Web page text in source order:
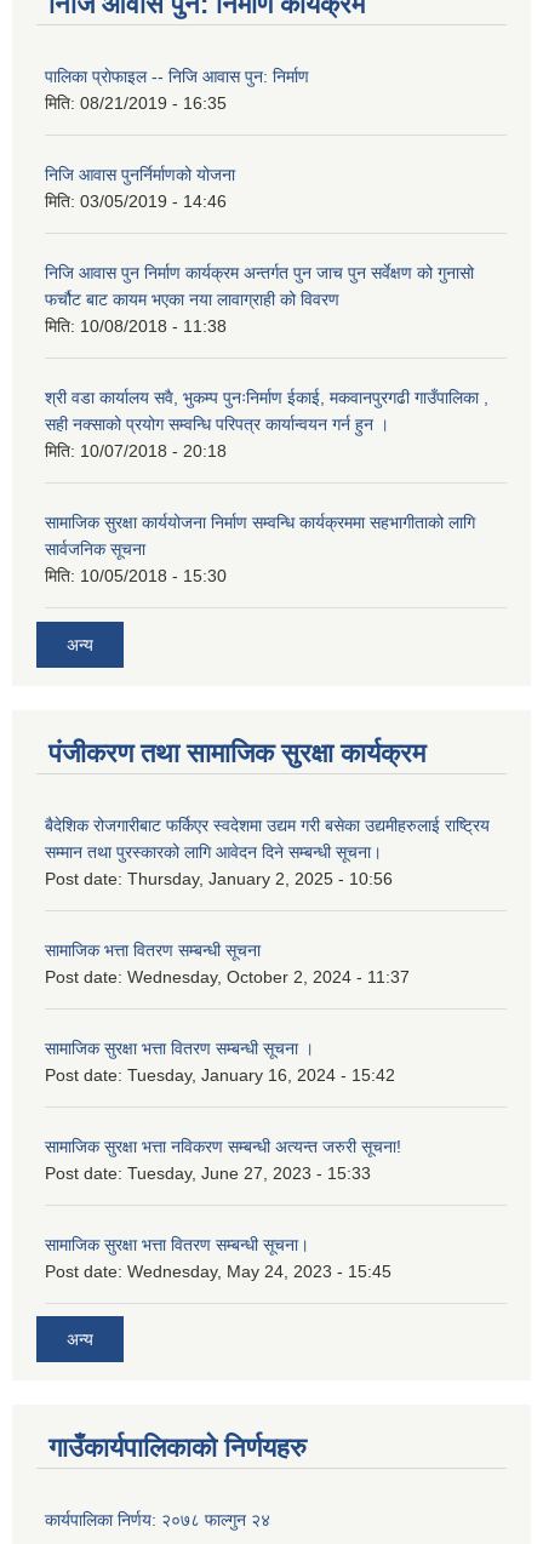
पालिका प्राेफाइल -- निजि आवास पुन: निर्माण
मिति: 08/21/2019 - 16:35
निजि आवास पुनर्निर्माणको योजना
मिति: 03/05/2019 - 14:46
निजि आवास पुन निर्माण कार्यक्रम अन्तर्गत पुन जाच पुन सर्वेक्षण को गुनासो
फर्चौट बाट कायम भएका नया लावाग्राही को विवरण
मिति: 10/08/2018 - 11:38
श्री वडा कार्यालय सवै, भुकम्प पुनःनिर्माण ईकाई, मकवानपुरगढी गाउँपालिका ,
सही नक्साको प्रयोग सम्वन्धि परिपत्र कार्यान्वयन गर्न हुन ।
मिति: 10/07/2018 - 20:18
सामाजिक सुरक्षा कार्ययोजना निर्माण सम्वन्धि कार्यक्रममा सहभागीताको लागि
सार्वजनिक सूचना
मिति: 10/05/2018 - 15:30
अन्य
पंजीकरण तथा सामाजिक सुरक्षा कार्यक्रम
बैदेशिक रोजगारीबाट फर्किएर स्वदेशमा उद्यम गरी बसेका उद्यमीहरुलाई राष्‍ट्रिय
सम्मान तथा पुरस्कारको लागि आवेदन दिने सम्बन्धी सूचना।
Post date: Thursday, January 2, 2025 - 10:56
सामाजिक भत्ता वितरण सम्बन्धी सूचना
Post date: Wednesday, October 2, 2024 - 11:37
सामाजिक सुरक्षा भत्ता वितरण सम्बन्धी सूचना ।
Post date: Tuesday, January 16, 2024 - 15:42
सामाजिक सुरक्षा भत्ता नविकरण सम्बन्धी अत्यन्त जरुरी सूचना!
Post date: Tuesday, June 27, 2023 - 15:33
सामाजिक सुरक्षा भत्ता वितरण सम्बन्धी सूचना।
Post date: Wednesday, May 24, 2023 - 15:45
अन्य
गाउँकार्यपालिकाको निर्णयहरु
कार्यपालिका निर्णय: २०७८ फाल्गुन २४